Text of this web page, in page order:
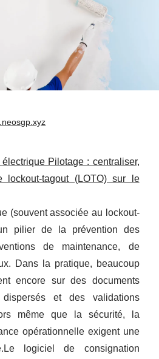
Pilotage : centraliser,
lockout-tagout (LOTO) sur le
(souvent associée au lockout-
pilier de la prévention des
de maintenance, de
Dans la pratique, beaucoup
encore sur des documents
et des validations
même que la sécurité, la
opérationnelle exigent une
logiciel de consignation